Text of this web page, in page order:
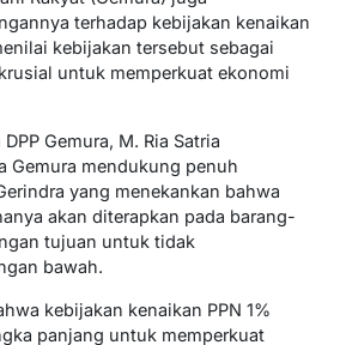
terhadap kebijakan kenaikan
kebijakan tersebut sebagai
untuk memperkuat ekonomi
Gemura, M. Ria Satria
Gemura mendukung penuh
yang menekankan bahwa
akan diterapkan pada barang-
tujuan untuk tidak
bawah.
kebijakan kenaikan PPN 1%
panjang untuk memperkuat